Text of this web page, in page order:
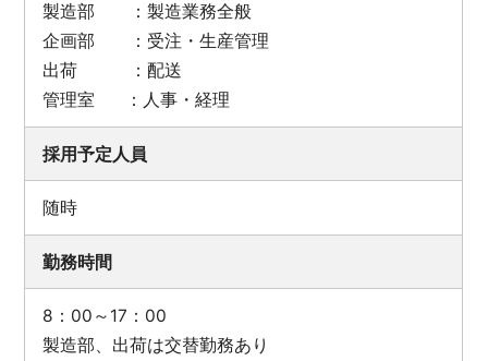
製造部 ：製造業務全般
企画部 ：受注・生産管理
出荷 ：配送
管理室 ：人事・経理
採用予定人員
随時
勤務時間
8：00～17：00
製造部、出荷は交替勤務あり